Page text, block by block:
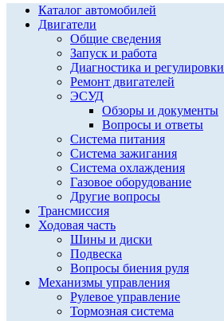
Каталог автомобилей
Двигатели
Общие сведения
Запуск и работа
Диагностика и регулировки
Ремонт двигателей
ЭСУД
Обзоры и документы
Вопросы и ответы
Система питания
Система зажигания
Система охлаждения
Газовое оборудование
Другие вопросы
Трансмиссия
Ходовая часть
Шины и диски
Подвеска
Вопросы биения руля
Механизмы управления
Рулевое управление
Тормозная система